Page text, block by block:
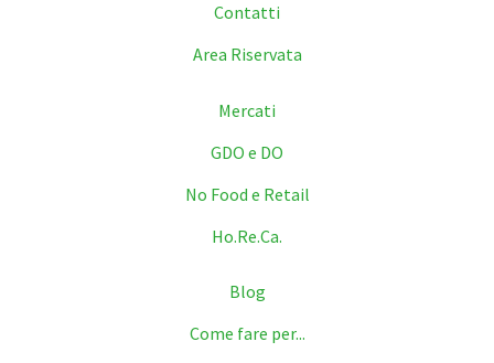
Contatti
Area Riservata
Mercati
GDO e DO
No Food e Retail
Ho.Re.Ca.
Blog
Come fare per...